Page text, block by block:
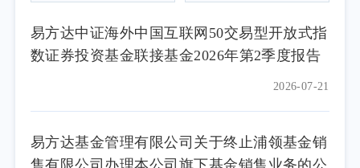
易方达中证海外中国互联网50交易型开放式指
数证券投资基金联接基金2026年第2季度报告
2026-07-21
易方达基金管理有限公司关于终止浦领基金销